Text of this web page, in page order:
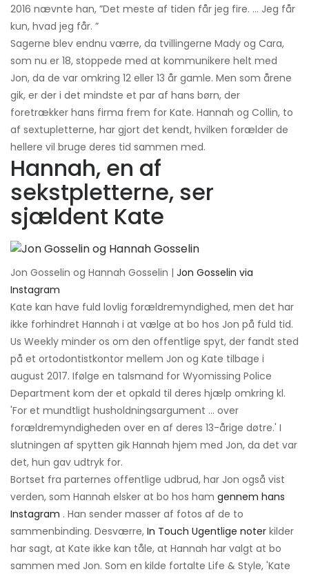
2016 nævnte han, ”Det meste af tiden får jeg fire. ... Jeg får
kun, hvad jeg får. ”
Sagerne blev endnu værre, da tvillingerne Mady og Cara,
som nu er 18, stoppede med at kommunikere helt med
Jon, da de var omkring 12 eller 13 år gamle. Men som årene
gik, er der i det mindste et par af hans børn, der
foretrækker hans firma frem for Kate. Hannah og Collin, to
af sextupletterne, har gjort det kendt, hvilken forælder de
hellere vil bruge deres tid sammen med.
Hannah, en af ​​
sekstpletterne, ser
sjældent Kate
Jon Gosselin og Hannah Gosselin | Jon Gosselin via
Instagram
Kate kan have fuld lovlig forældremyndighed, men det har
ikke forhindret Hannah i at vælge at bo hos Jon på fuld tid.
Us Weekly minder os om den offentlige spyt, der fandt sted
på et ortodontistkontor mellem Jon og Kate tilbage i
august 2017. Ifølge en talsmand for Wyomissing Police
Department kom der et opkald til deres hjælp omkring kl.
'For et mundtligt husholdningsargument ... over
forældremyndigheden over en af ​​deres 13-årige døtre.' I
slutningen af ​​spytten gik Hannah hjem med Jon, da det var
det, hun gav udtryk for.
Bortset fra parternes offentlige udbrud, har Jon også vist
verden, som Hannah elsker at bo hos ham gennem hans
Instagram . Han sender masser af fotos af de to
sammenbinding. Desværre, In Touch Ugentlige noter kilder
har sagt, at Kate ikke kan tåle, at Hannah har valgt at bo
sammen med Jon. Som en kilde fortalte Life & Style, 'Kate